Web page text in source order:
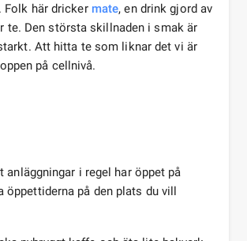
Folk här dricker mate, en drink gjord av
te. Den största skillnaden i smak är
Att hitta te som liknar det vi är
på cellnivå.
i regel har öppet på
öppettiderna på den plats du vill